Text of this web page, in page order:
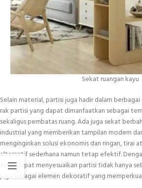
Sekat ruangan kayu
Selain material, partisi juga hadir dalam
rak partisi yang dapat dimanfaatkan sebagai
sekaligus pembatas ruang. Ada juga sekat
industrial yang memberikan tampilan modern
menginginkan solusi ekonomis dan ringan, tirai
alternatif sederhana namun tetap efektif.
Anda dapat menyesuaikan partisi tidak hanya
juga sebagai elemen dekoratif yang